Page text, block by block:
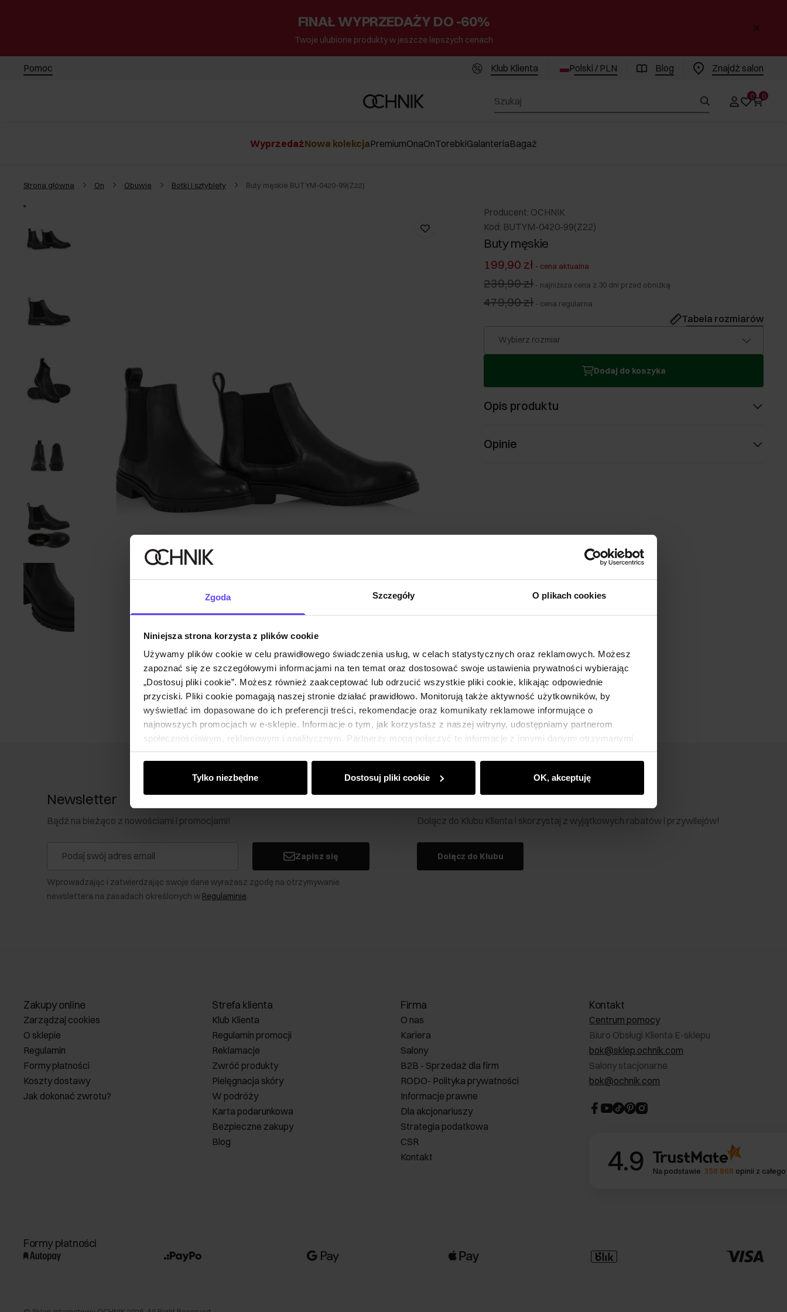
Zgoda Szczegóły O plikach cookies
Niniejsza strona korzysta z plików cookie
Używamy plików cookie w celu prawidłowego świadczenia usług, w celach statystycznych oraz reklamowych. Możesz
zapoznać się ze szczegółowymi informacjami na ten temat oraz dostosować swoje ustawienia prywatności wybierając
„Dostosuj pliki cookie”. Możesz również zaakceptować lub odrzucić wszystkie pliki cookie, klikając odpowiednie
przyciski. Pliki cookie pomagają naszej stronie działać prawidłowo. Monitorują także aktywność użytkowników, by
wyświetlać im dopasowane do ich preferencji treści, rekomendacje oraz komunikaty reklamowe informujące o
najnowszych promocjach w e-sklepie. Informacje o tym, jak korzystasz z naszej witryny, udostępniamy partnerom
społecznościowym, reklamowym i analitycznym. Partnerzy mogą połączyć te informacje z innymi danymi otrzymanymi
od Ciebie lub uzyskanymi podczas korzystania z ich usług.
Tylko niezbędne Dostosuj pliki cookie OK, akceptuję
FINAŁ WYPRZEDAŻY DO -60%
Twoje ulubione produkty w jeszcze lepszych cenach
Pomoc Klub Klienta Polski / PLN Blog Znajdż salon
0 0
WyprzedażNowa kolekcjaPremiumOnaOnTorebkiGalanteriaBagaż
Strona główna On Obuwie Botki i sztyblety Buty męskie BUTYM-0420-99(Z22)
Producent: OCHNIK
Kod: BUTYM-0420-99(Z22)
Buty męskie
199,90 zł - cena aktualna
239,90 zł - najniższa cena z 30 dni przed obniżką
479,90 zł - cena regularna
Tabela rozmiarów
Wybierz rozmiar
Dodaj do koszyka
Opis produktu
Opinie
Newsletter
Bądź na bieżąco z nowościami i promocjami!
Zapisz się
Wprowadzając i zatwierdzając swoje dane wyrażasz zgodę na otrzymywanie
newslettera na zasadach określonych w Regulaminie.
Klub Klienta Ochnik
Dołącz do Klubu Klienta i skorzystaj z wyjątkowych rabatów i przywilejów!
Dołącz do Klubu
Zakupy online
Zarządzaj cookies
O sklepie
Regulamin
Formy płatności
Koszty dostawy
Jak dokonać zwrotu?
Strefa klienta
Klub Klienta
Regulamin promocji
Reklamacje
Zwróć produkty
Pielęgnacja skóry
W podróży
Karta podarunkowa
Bezpieczne zakupy
Blog
Firma
O nas
Kariera
Salony
B2B - Sprzedaż dla firm
RODO- Polityka prywatności
Informacje prawne
Dla akcjonariuszy
Strategia podatkowa
CSR
Kontakt
Kontakt
Centrum pomocy
Biuro Obsługi Klienta E-sklepu
bok@sklep.ochnik.com
Salony stacjonarne
bok@ochnik.com
4.9 Na podstawie 356 868 opinii z
Formy płatności